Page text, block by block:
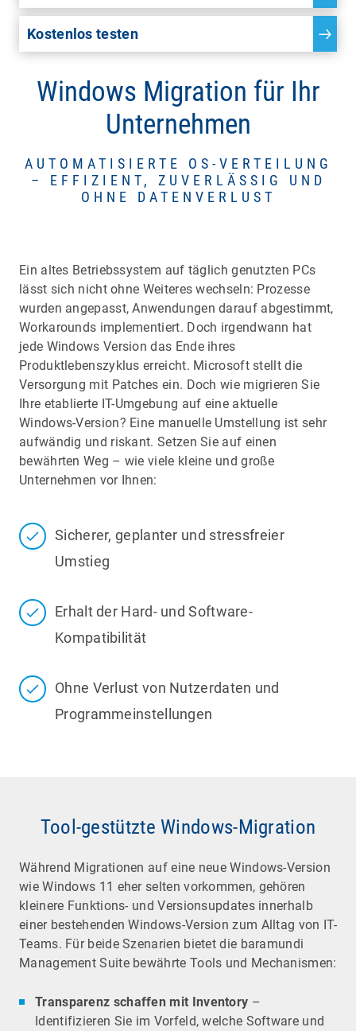
Kostenlos testen
Windows Migration für Ihr
Unternehmen
AUTOMATISIERTE OS-VERTEILUNG
– EFFIZIENT, ZUVERLÄSSIG UND
OHNE DATENVERLUST
Ein altes Betriebssystem auf täglich genutzten PCs
lässt sich nicht ohne Weiteres wechseln: Prozesse
wurden angepasst, Anwendungen darauf abgestimmt,
Workarounds implementiert. Doch irgendwann hat
jede Windows Version das Ende ihres
Produktlebenszyklus erreicht. Microsoft stellt die
Versorgung mit Patches ein. Doch wie migrieren Sie
Ihre etablierte IT-Umgebung auf eine aktuelle
Windows-Version? Eine manuelle Umstellung ist sehr
aufwändig und riskant. Setzen Sie auf einen
bewährten Weg – wie viele kleine und große
Unternehmen vor Ihnen:
Sicherer, geplanter und stressfreier
Umstieg
Erhalt der Hard- und Software-
Kompatibilität
Ohne Verlust von Nutzerdaten und
Programmeinstellungen
Tool-gestützte Windows-Migration
Während Migrationen auf eine neue Windows-Version
wie Windows 11 eher selten vorkommen, gehören
kleinere Funktions- und Versionsupdates innerhalb
einer bestehenden Windows-Version zum Alltag von IT-
Teams. Für beide Szenarien bietet die baramundi
Management Suite bewährte Tools und Mechanismen:
Transparenz schaffen mit Inventory –
Identifizieren Sie im Vorfeld, welche Software und